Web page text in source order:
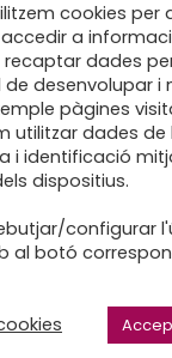
de
especial
cookies per
a
dades
desenvolupar i
pàgines
utilitzar dades de
i identificació
dispositius.
configurar
al botó